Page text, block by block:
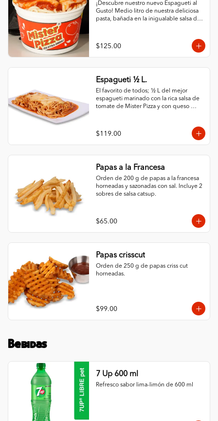
¡Descubre nuestro nuevo Espagueti al
Gusto! Medio litro de nuestra deliciosa
pasta, bañada en la inigualable salsa de
¡Puedes personalizarlo con tus 2
ingredientes favoritos! Elige entre una
variedad de opciones frescas y sabrosas
$125.00
Espagueti ½ L.
El favorito de todos; ½ L del mejor
espagueti marinado con la rica salsa de
tomate de Mister Pizza y con queso
$119.00
Papas a la Francesa
Orden de 200 g de papas a la francesa
horneadas y sazonadas con sal. Incluye 2
sobres de salsa catsup.
$65.00
Papas crisscut
Orden de 250 g de papas criss cut
horneadas.
$99.00
Bebidas
7 Up 600 ml
Refresco sabor lima-limón de 600 ml